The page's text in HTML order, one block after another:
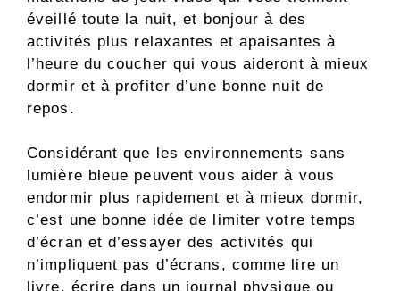
éveillé toute la nuit, et bonjour à des
activités plus relaxantes et apaisantes à
l’heure du coucher qui vous aideront à mieux
dormir et à profiter d’une bonne nuit de
repos.
Considérant que les environnements sans
lumière bleue peuvent vous aider à vous
endormir plus rapidement et à mieux dormir,
c’est une bonne idée de limiter votre temps
d’écran et d’essayer des activités qui
n’impliquent pas d’écrans, comme lire un
livre, écrire dans un journal physique ou